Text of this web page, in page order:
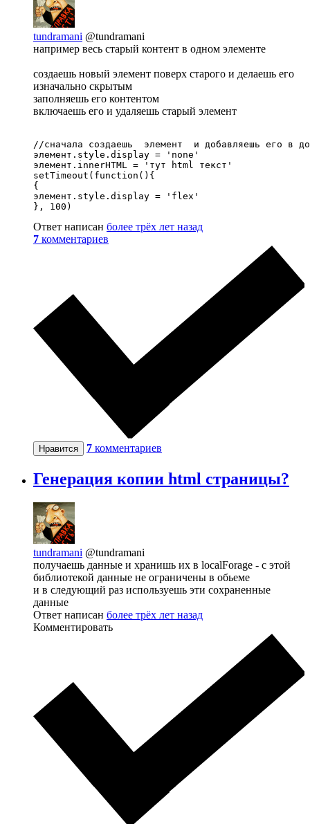
tundramani @tundramani
например весь старый контент в одном элементе
создаешь новый элемент поверх старого и делаешь его
изначально скрытым
заполняешь его контентом
включаешь его и удаляешь старый элемент
//сначала создаешь  элемент  и добавляешь его в
элемент.style.display = 'none'
элемент.innerHTML = 'тут html текст'
setTimeout(function(){
{
элемент.style.display = 'flex'
}, 100)
Ответ написан более трёх лет назад
7 комментариев
Нравится 7 комментариев
Генерация копии html страницы?
tundramani @tundramani
получаешь данные и хранишь их в localForage - с этой
библиотекой данные не ограничены в обьеме
и в следующий раз используешь эти сохраненные
данные
Ответ написан более трёх лет назад
Комментировать